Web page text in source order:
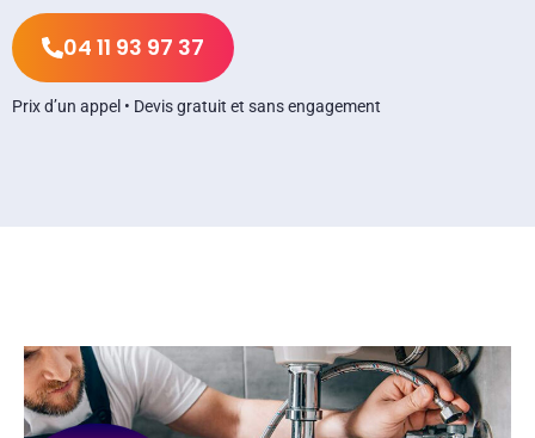
04 11 93 97 37
Prix d’un appel • Devis gratuit et sans engagement